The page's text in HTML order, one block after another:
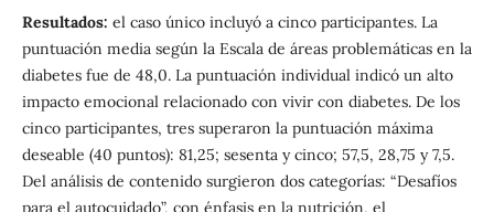
Resultados: el caso único incluyó a cinco participantes. La
puntuación media según la Escala de áreas problemáticas en la
diabetes fue de 48,0. La puntuación individual indicó un alto
impacto emocional relacionado con vivir con diabetes. De los
cinco participantes, tres superaron la puntuación máxima
deseable (40 puntos): 81,25; sesenta y cinco; 57,5, 28,75 y 7,5.
Del análisis de contenido surgieron dos categorías: “Desafíos
para el autocuidado”, con énfasis en la nutrición, el